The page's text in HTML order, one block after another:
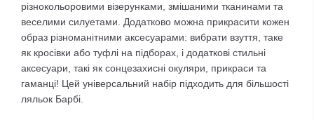
різнокольоровими візерунками, змішаними тканинами та
веселими силуетами. Додатково можна прикрасити кожен
образ різноманітними аксесуарами: вибрати взуття, таке
як кросівки або туфлі на підборах, і додаткові стильні
аксесуари, такі як сонцезахисні окуляри, прикраси та
гаманці! Цей універсальний набір підходить для більшості
ляльок Барбі.